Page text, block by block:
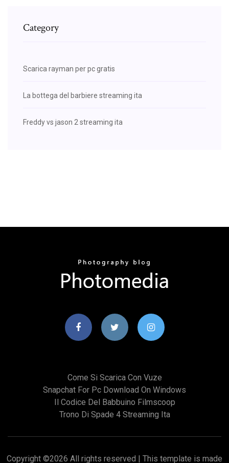
Category
Scarica rayman per pc gratis
La bottega del barbiere streaming ita
Freddy vs jason 2 streaming ita
Come Si Scarica Con Vuze
Snapchat For Pc Download On Windows
Il Codice Del Babbuino Filmscoop
Trono Di Spade 4 Streaming Ita
Copyright ©2026 All rights reserved | This template is made